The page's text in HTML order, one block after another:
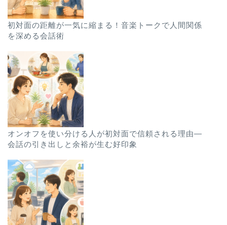
初対面の距離が一気に縮まる！音楽トークで人間関係
を深める会話術
オンオフを使い分ける人が初対面で信頼される理由—
会話の引き出しと余裕が生む好印象